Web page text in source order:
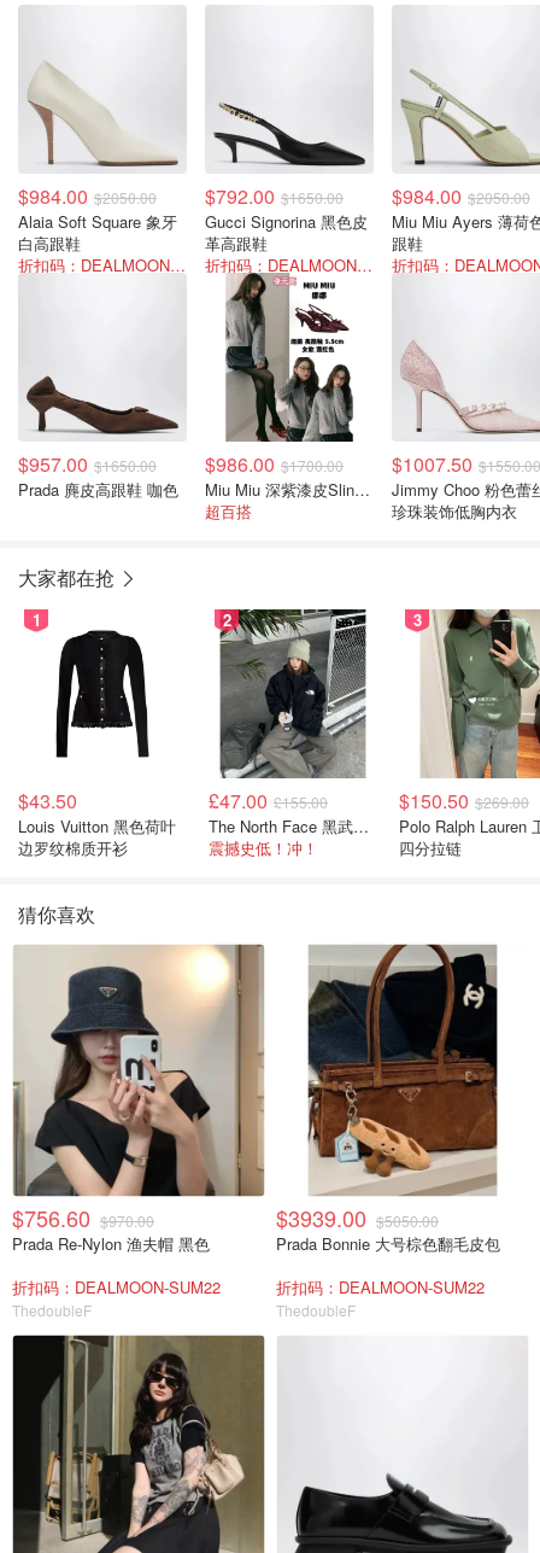
$984.00 $2050.00
Alaia Soft Square 象牙
白高跟鞋
折扣码：DEALMOON-AOT26
$792.00 $1650.00
Gucci Signorina 黑色皮
革高跟鞋
折扣码：DEALMOON-AOT26
$984.00 $2050.00
Miu Miu Ayers 薄荷色高
跟鞋
$957.00 $1650.00
Prada 麂皮高跟鞋 咖色
$986.00 $1700.00
Miu Miu 深紫漆皮Slingback Buckle鞋
超百搭
$1007.50 $1550.00
Jimmy Choo 粉色蕾
珍珠装饰低胸内衣
大家都在抢
1
$43.50
Louis Vuitton 黑色荷叶
边罗纹棉质开衫
2
£47.00 £155.00
The North Face 黑武士冲锋衣
震撼史低！冲！
3
$150.50 $269.00
Polo Ralph Lauren 卫衣
四分拉链
猜你喜欢
$756.60 $970.00
Prada Re-Nylon 渔夫帽 黑色
折扣码：DEALMOON-SUM22
ThedoubleF
$3939.00 $5050.00
Prada Bonnie 大号棕色翻毛皮包
折扣码：DEALMOON-SUM22
ThedoubleF